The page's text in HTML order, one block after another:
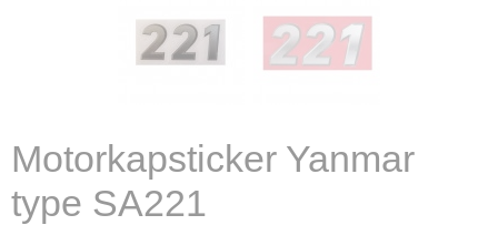
Motorkapsticker Yanmar
type SA221